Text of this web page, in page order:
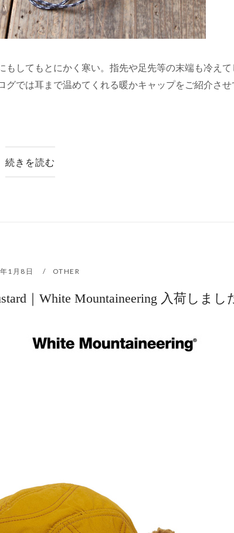
してもとにかく寒い。指先や足先等の末端も冷え
では耳まで温めてくれる暖かキャップをご紹介させ
続きを読む
1月8日 OTHER
｜White Mountaineering 入荷しまし